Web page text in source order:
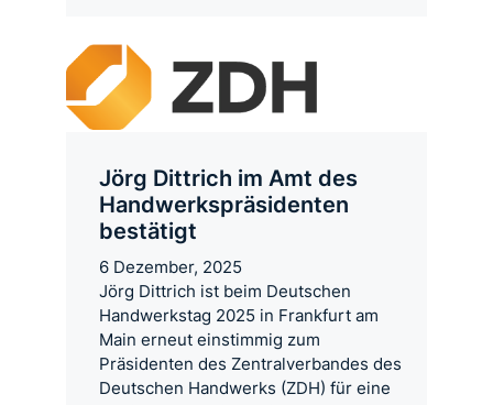
Jörg Dittrich im Amt des
Handwerkspräsidenten
bestätigt
6 Dezember, 2025
Jörg Dittrich ist beim Deutschen
Handwerkstag 2025 in Frankfurt am
Main erneut einstimmig zum
Präsidenten des Zentralverbandes des
Deutschen Handwerks (ZDH) für eine